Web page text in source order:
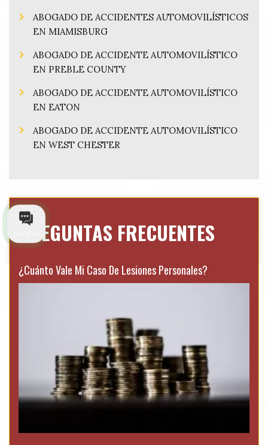
ABOGADO DE ACCIDENTES AUTOMOVILÍSTICOS
EN MIAMISBURG
ABOGADO DE ACCIDENTE AUTOMOVILÍSTICO
EN PREBLE COUNTY
ABOGADO DE ACCIDENTE AUTOMOVILÍSTICO
EN EATON
ABOGADO DE ACCIDENTE AUTOMOVILÍSTICO
EN WEST CHESTER
PREGUNTAS FRECUENTES
¿Cuánto Vale Mi Caso De Lesiones Personales?